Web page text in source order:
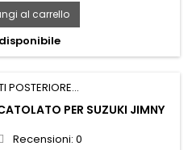
al carrello
PER SUZUKI JIMNY
Recensioni: 0